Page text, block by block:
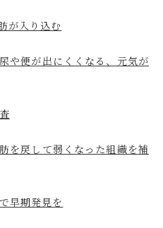
が入り込む
や便が出にくくなる、元気が
を戻して弱くなった組織を補
早期発見を